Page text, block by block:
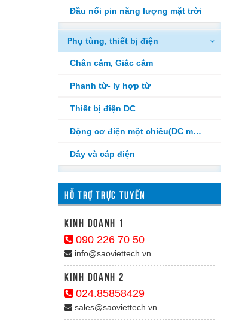
Đầu nối pin năng lượng mặt trời
Phụ tùng, thiết bị điện
Chân cắm, Giắc cắm
Phanh từ- ly hợp từ
Thiết bị điện DC
Động cơ điện một chiều(DC motor)
Dây và cáp điện
HỖ TRỢ TRỰC TUYẾN
kinh doanh 1
090 226 70 50
info@saoviettech.vn
Kinh doanh 2
024.85858429
sales@saoviettech.vn